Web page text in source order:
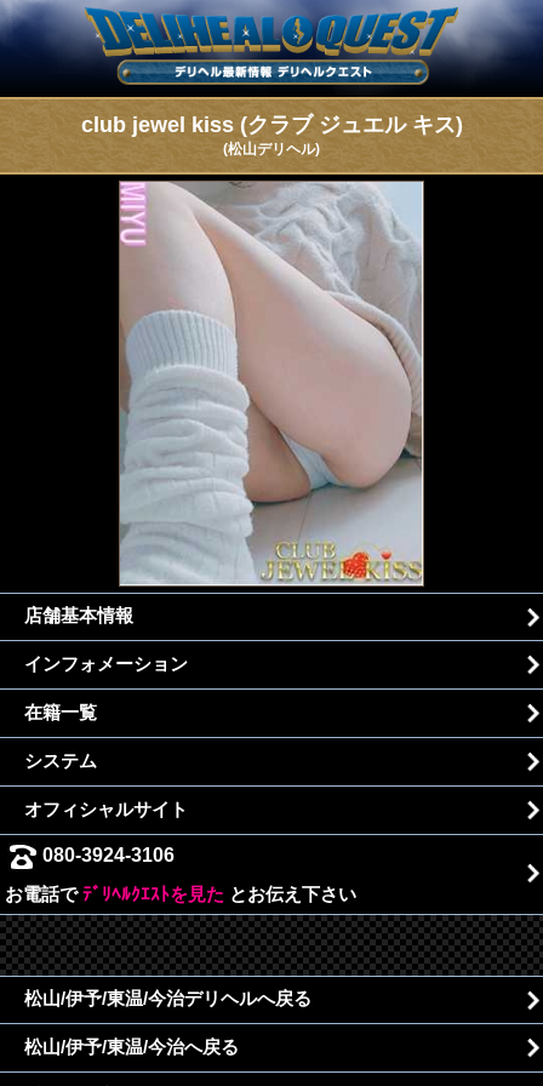
club jewel kiss (クラブ ジュエル キス)
(松山デリヘル)
店舗基本情報
インフォメーション
在籍一覧
システム
オフィシャルサイト
080-3924-3106
お電話でﾃﾞﾘﾍﾙｸｴｽﾄを見た とお伝え下さい
松山/伊予/東温/今治デリヘルへ戻る
松山/伊予/東温/今治へ戻る